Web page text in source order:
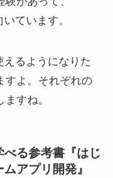
ています。
えるようになりた
すよ。それぞれの
すね。
る参考書『はじ
アプリ開発』